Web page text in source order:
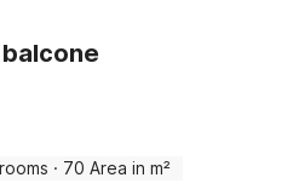
· 70 Area in m²